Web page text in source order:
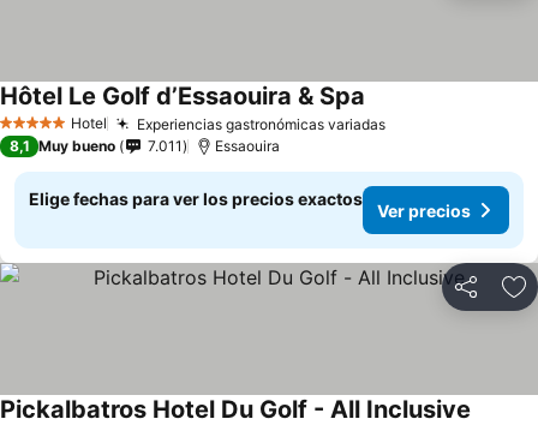
5 Estrellas Hotel Experiencias gastronómicas variadas
Hôtel Le Golf d’Essaouira & Spa
8,1 Muy bueno 7.011 Essaouira
Elige fechas para ver los precios exactos
Ver precios
Compartir
Pickalbatros Hotel Du Golf - All Inclusive